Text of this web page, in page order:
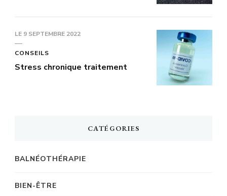
LE 9 SEPTEMBRE 2022
CONSEILS
Stress chronique traitement
CATÉGORIES
BALNÉOTHÉRAPIE
BIEN-ÊTRE